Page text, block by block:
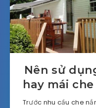
Nên sử
hay mái
Trước nhu cầu che